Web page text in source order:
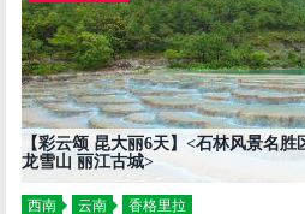
【彩云颂 昆大丽6天】<石林风景名
龙雪山 丽江古城>
西南 云南
香格里拉